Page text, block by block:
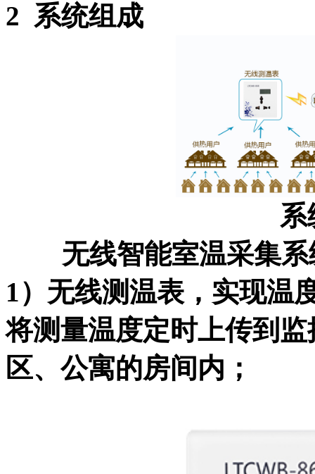
2 系统组成
系
无线智能室温采集
1）无线测温表，实现温
将测量温度定时上传到
区、公寓的房间内；